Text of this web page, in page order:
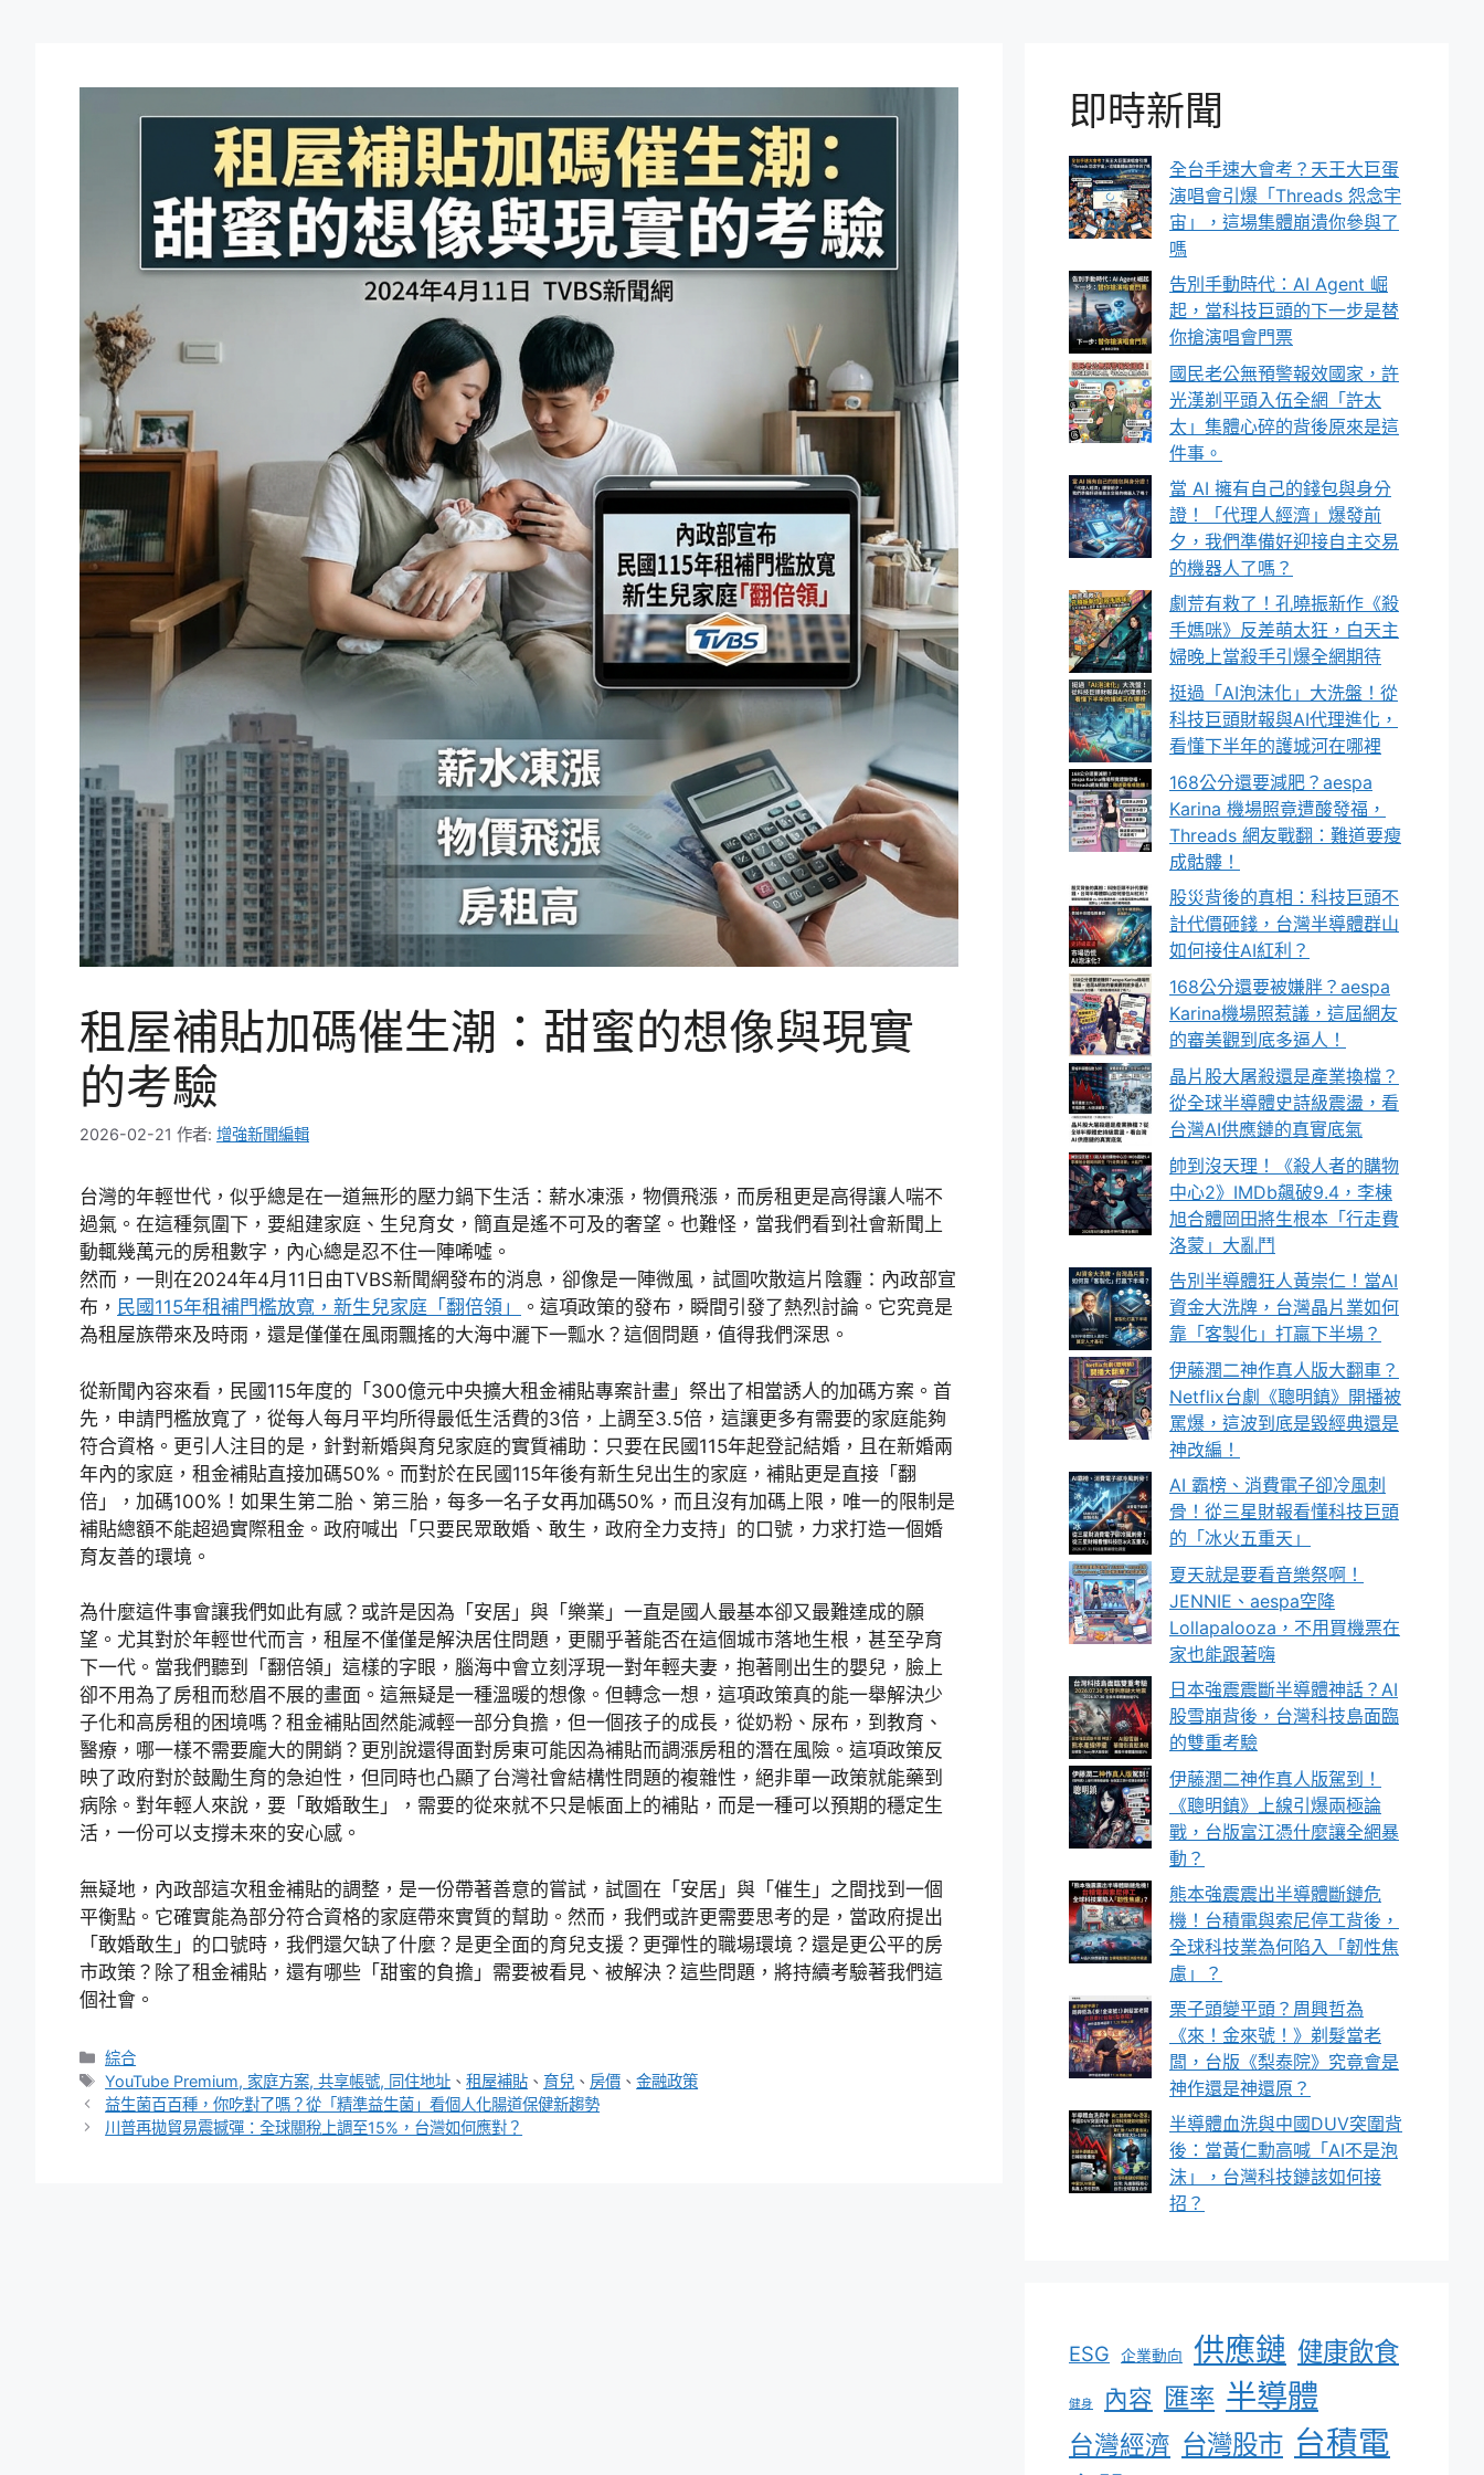
租屋補貼加碼催生潮：甜蜜的想像與現實
的考驗
2026-02-21 作者: 增強新聞編輯
台灣的年輕世代，似乎總是在一道無形的壓力鍋下生活：薪水凍漲，物價飛漲，而房租更是高得讓人喘不
過氣。在這種氛圍下，要組建家庭、生兒育女，簡直是遙不可及的奢望。也難怪，當我們看到社會新聞上
動輒幾萬元的房租數字，內心總是忍不住一陣唏噓。
然而，一則在2024年4月11日由TVBS新聞網發布的消息，卻像是一陣微風，試圖吹散這片陰霾：內政部宣
布， 民國115年租補門檻放寬，新生兒家庭「翻倍領」
。這項政策的發布，瞬間引發了熱烈討論。它究竟是
為租屋族帶來及時雨，還是僅僅在風雨飄搖的大海中灑下一瓢水？這個問題，值得我們深思。
從新聞內容來看，民國115年度的「300億元中央擴大租金補貼專案計畫」祭出了相當誘人的加碼方案。首
先，申請門檻放寬了，從每人每月平均所得最低生活費的3倍，上調至3.5倍，這讓更多有需要的家庭能夠
符合資格。更引人注目的是，針對新婚與育兒家庭的實質補助：只要在民國115年起登記結婚，且在新婚兩
年內的家庭，租金補貼直接加碼50%。而對於在民國115年後有新生兒出生的家庭，補貼更是直接「翻
倍」，加碼100%！如果生第二胎、第三胎，每多一名子女再加碼50%，而且沒有加碼上限，唯一的限制是
補貼總額不能超過實際租金。政府喊出「只要民眾敢婚、敢生，政府全力支持」的口號，力求打造一個婚
育友善的環境。
為什麼這件事會讓我們如此有感？或許是因為「安居」與「樂業」一直是國人最基本卻又最難達成的願
望。尤其對於年輕世代而言，租屋不僅僅是解決居住問題，更關乎著能否在這個城市落地生根，甚至孕育
下一代。當我們聽到「翻倍領」這樣的字眼，腦海中會立刻浮現一對年輕夫妻，抱著剛出生的嬰兒，臉上
卻不用為了房租而愁眉不展的畫面。這無疑是一種溫暖的想像。但轉念一想，這項政策真的能一舉解決少
子化和高房租的困境嗎？租金補貼固然能減輕一部分負擔，但一個孩子的成長，從奶粉、尿布，到教育、
醫療，哪一樣不需要龐大的開銷？更別說還得面對房東可能因為補貼而調漲房租的潛在風險。這項政策反
映了政府對於鼓勵生育的急迫性，但同時也凸顯了台灣社會結構性問題的複雜性，絕非單一政策就能藥到
病除。對年輕人來說，要「敢婚敢生」，需要的從來就不只是帳面上的補貼，而是一種可以預期的穩定生
活，一份可以支撐未來的安心感。
無疑地，內政部這次租金補貼的調整，是一份帶著善意的嘗試，試圖在「安居」與「催生」之間找到一個
平衡點。它確實能為部分符合資格的家庭帶來實質的幫助。然而，我們或許更需要思考的是，當政府提出
「敢婚敢生」的口號時，我們還欠缺了什麼？是更全面的育兒支援？更彈性的職場環境？還是更公平的房
市政策？除了租金補貼，還有哪些「甜蜜的負擔」需要被看見、被解決？這些問題，將持續考驗著我們這
個社會。
分
類
綜合
標
籤
YouTube Premium, 家庭方案, 共享帳號, 同住地址 、租屋補貼 、育兒 、 房價 、金融政策
益生菌百百種，你吃對了嗎？從「精準益生菌」看個人化腸道保健新趨勢
川普再拋貿易震撼彈：全球關稅上調至15%，台灣如何應對？
即時新聞
全台手速大會考？天王大巨蛋
演唱會引爆「Threads 怨念宇
宙」，這場集體崩潰你參與了
嗎
告別手動時代：AI Agent 崛
起，當科技巨頭的下一步是替
你搶演唱會門票
國民老公無預警報效國家，許
光漢剃平頭入伍全網「許太
太」集體心碎的背後原來是這
件事。
當 AI 擁有自己的錢包與身分
證！「代理人經濟」爆發前
夕，我們準備好迎接自主交易
的機器人了嗎？
劇荒有救了！孔曉振新作《殺
手媽咪》反差萌太狂，白天主
婦晚上當殺手引爆全網期待
挺過「AI泡沫化」大洗盤！從
科技巨頭財報與AI代理進化，
看懂下半年的護城河在哪裡
168公分還要減肥？aespa
Karina 機場照竟遭酸發福，
Threads 網友戰翻：難道要瘦
成骷髏！
股災背後的真相：科技巨頭不
計代價砸錢，台灣半導體群山
如何接住AI紅利？
168公分還要被嫌胖？aespa
Karina機場照惹議，這屆網友
的審美觀到底多逼人！
晶片股大屠殺還是產業換檔？
從全球半導體史詩級震盪，看
台灣AI供應鏈的真實底氣
帥到沒天理！《殺人者的購物
中心2》IMDb飆破9.4，李棟
旭合體岡田將生根本「行走費
洛蒙」大亂鬥
告別半導體狂人黃崇仁！當AI
資金大洗牌，台灣晶片業如何
靠「客製化」打贏下半場？
伊藤潤二神作真人版大翻車？
Netflix台劇《聰明鎮》開播被
罵爆，這波到底是毀經典還是
神改編！
AI 霸榜、消費電子卻冷風刺
骨！從三星財報看懂科技巨頭
的「冰火五重天」
夏天就是要看音樂祭啊！
JENNIE、aespa空降
Lollapalooza，不用買機票在
家也能跟著嗨
日本強震震斷半導體神話？AI
股雪崩背後，台灣科技島面臨
的雙重考驗
伊藤潤二神作真人版駕到！
《聰明鎮》上線引爆兩極論
戰，台版富江憑什麼讓全網暴
動？
熊本強震震出半導體斷鏈危
機！台積電與索尼停工背後，
全球科技業為何陷入「韌性焦
慮」？
栗子頭變平頭？周興哲為
《來！金來號！》剃髮當老
闆，台版《梨泰院》究竟會是
神作還是神還原？
半導體血洗與中國DUV突圍背
後：當黃仁勳高喊「AI不是泡
沫」，台灣科技鏈該如何接
招？
ESG 企業動向 供應鏈 健康飲食
健身 內容 匯率 半導體
台灣經濟 台灣股市 台積電